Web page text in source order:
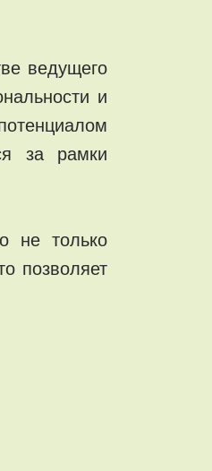
ведущего
и
за рамки
не только
позволяет